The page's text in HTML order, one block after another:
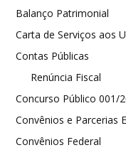
Balanço Patrimonial
Carta de Serviços aos
Contas Públicas
Renúncia Fiscal
Concurso Público 001/
Convênios e Parcerias
Convênios Federal